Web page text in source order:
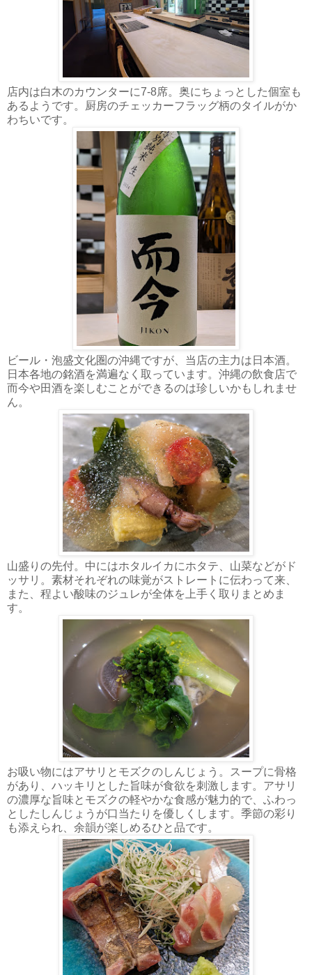
店内は白木のカウンターに7-8席。奥にちょっとした個室も
あるようです。厨房のチェッカーフラッグ柄のタイルがか
わちいです。
ビール・泡盛文化圏の沖縄ですが、当店の主力は日本酒。
日本各地の銘酒を満遍なく取っています。沖縄の飲食店で
而今や田酒を楽しむことができるのは珍しいかもしれませ
ん。
山盛りの先付。中にはホタルイカにホタテ、山菜などがド
ッサリ。素材それぞれの味覚がストレートに伝わって来、
また、程よい酸味のジュレが全体を上手く取りまとめま
す。
お吸い物にはアサリとモズクのしんじょう。スープに骨格
があり、ハッキリとした旨味が食欲を刺激します。アサリ
の濃厚な旨味とモズクの軽やかな食感が魅力的で、ふわっ
としたしんじょうが口当たりを優しくします。季節の彩り
も添えられ、余韻が楽しめるひと品です。